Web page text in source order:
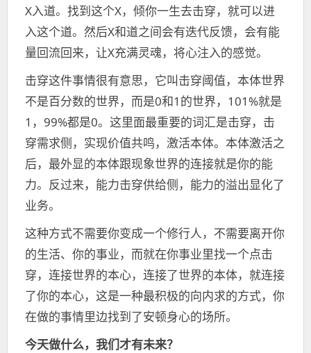
X入道。找到这个X，倾你一生去击穿，就可以进
入这个道。然后X和道之间会有迭代反馈，会有能
量回流回来，让X充满灵魂，将心注入的感觉。
击穿这件事情很有意思，它叫击穿阈值，本体世界
不是百分数的世界，而是0和1的世界，101%就是
1，99%都是0。这里面最重要的词汇是击穿，击
穿需求侧，实现价值共鸣，激活本体。本体激活之
后，最外显的本体跟现象世界的连接就是你的能
力。反过来，能力击穿供给侧，能力的溢出显化了
业务。
这种方式不需要你变成一个修行人，不需要离开你
的生活、你的事业，而就在你事业里找一个点击
穿，连接世界的本心，连接了世界的本体，就连接
了你的本心，这是一种最积极的向内求的方式，你
在做的事情里边找到了安顿身心的场所。
今天做什么，我们才有未来？